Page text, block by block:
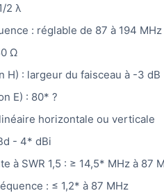
2 λ
: réglable de 87 à 194 MHz
Ω
H) : largeur du faisceau à -3
E) : 80* ?
horizontale ou verticale
- 4* dBi
à SWR 1,5 : ≥ 14,5* MHz à 87
: ≤ 1,2* à 87 MHz